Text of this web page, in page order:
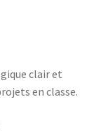
clair et
en classe.